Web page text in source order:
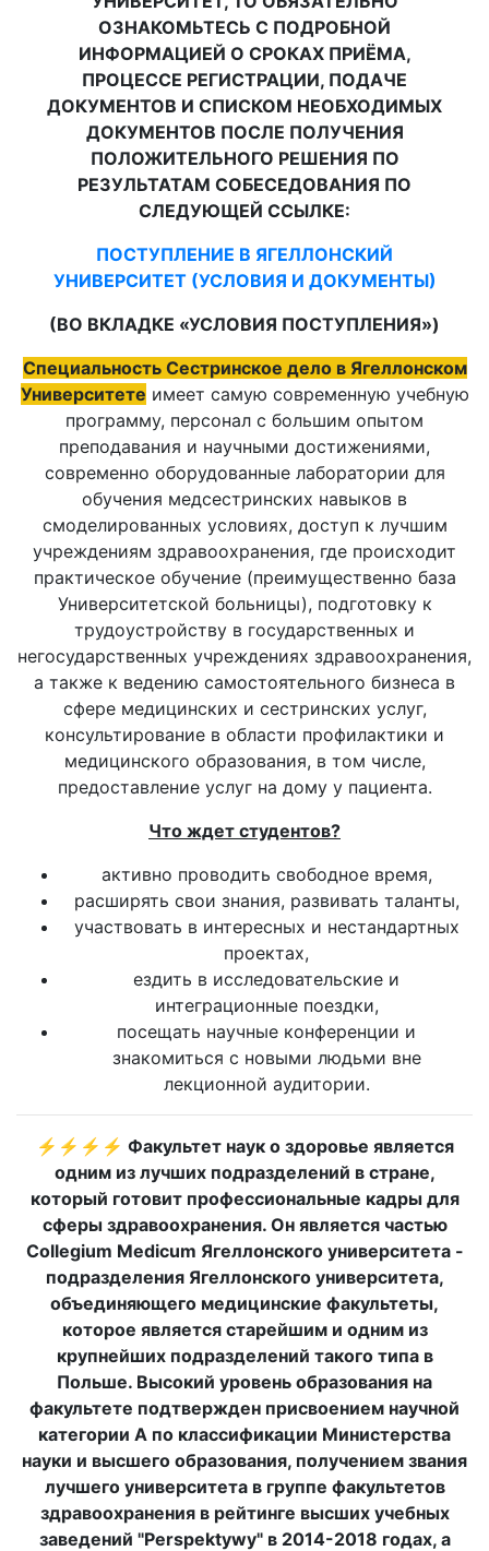
ОЗНАКОМЬТЕСЬ С ПОДРОБНОЙ
ИНФОРМАЦИЕЙ О СРОКАХ ПРИЁМА,
ПРОЦЕССЕ РЕГИСТРАЦИИ, ПОДАЧЕ
ДОКУМЕНТОВ И СПИСКОМ НЕОБХОДИМЫХ
ДОКУМЕНТОВ ПОСЛЕ ПОЛУЧЕНИЯ
ПОЛОЖИТЕЛЬНОГО РЕШЕНИЯ ПО
РЕЗУЛЬТАТАМ СОБЕСЕДОВАНИЯ ПО
СЛЕДУЮЩЕЙ ССЫЛКЕ:
ПОСТУПЛЕНИЕ В ЯГЕЛЛОНСКИЙ
УНИВЕРСИТЕТ (УСЛОВИЯ И ДОКУМЕНТЫ)
(ВО ВКЛАДКЕ «УСЛОВИЯ ПОСТУПЛЕНИЯ»)
Специальность Сестринское дело в Ягеллонском
Университете имеет самую современную учебную
программу, персонал с большим опытом
преподавания и научными достижениями,
современно оборудованные лаборатории для
обучения медсестринских навыков в
смоделированных условиях, доступ к лучшим
учреждениям здравоохранения, где происходит
практическое обучение (преимущественно база
Университетской больницы), подготовку к
трудоустройству в государственных и
негосударственных учреждениях здравоохранения,
а также к ведению самостоятельного бизнеса в
сфере медицинских и сестринских услуг,
консультирование в области профилактики и
медицинского образования, в том числе,
предоставление услуг на дому у пациента.
Что ждет студентов?
активно проводить свободное время,
расширять свои знания, развивать таланты,
участвовать в интересных и нестандартных
проектах,
ездить в исследовательские и
интеграционные поездки,
посещать научные конференции и
знакомиться с новыми людьми вне
лекционной аудитории.
⚡⚡⚡⚡ Факультет наук о здоровье является
одним из лучших подразделений в стране,
который готовит профессиональные кадры для
сферы здравоохранения. Он является частью
Collegium Medicum Ягеллонского университета -
подразделения Ягеллонского университета,
объединяющего медицинские факультеты,
которое является старейшим и одним из
крупнейших подразделений такого типа в
Польше. Высокий уровень образования на
факультете подтвержден присвоением научной
категории А по классификации Министерства
науки и высшего образования, получением звания
лучшего университета в группе факультетов
здравоохранения в рейтинге высших учебных
заведений "Perspektywy" в 2014-2018 годах, а